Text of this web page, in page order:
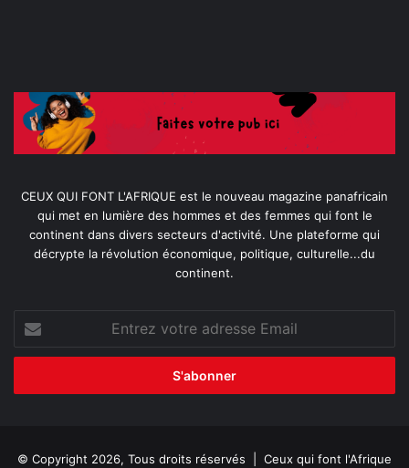
CEUX QUI FONT L'AFRIQUE est le nouveau magazine panafricain
qui met en lumière des hommes et des femmes qui font le
continent dans divers secteurs d'activité. Une plateforme qui
décrypte la révolution économique, politique, culturelle...du
continent.
votre
adresse
© Copyright 2026, Tous droits réservés | Ceux qui font l'Afrique